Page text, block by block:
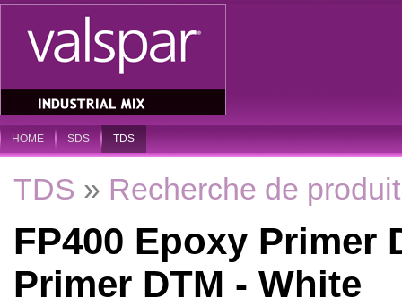
HOME SDS TDS
TDS » Recherche de produit
FP400 Epoxy Primer
Primer DTM - White